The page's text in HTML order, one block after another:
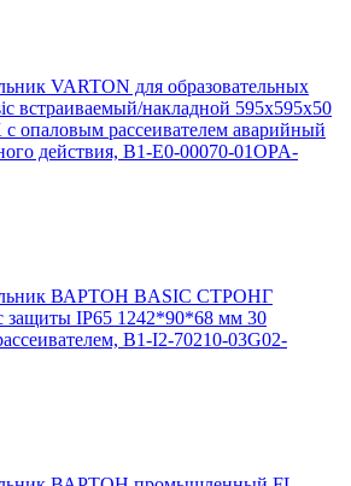
VARTON для образовательных
встраиваемый/накладной 595х595х50
опаловым рассеивателем аварийный
действия, B1-E0-00070-01OPA-
ВАРТОН BASIC СТРОНГ
IP65 1242*90*68 мм 30
B1-I2-70210-03G02-